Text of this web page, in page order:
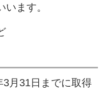
ます。
3月 31 日までに取得